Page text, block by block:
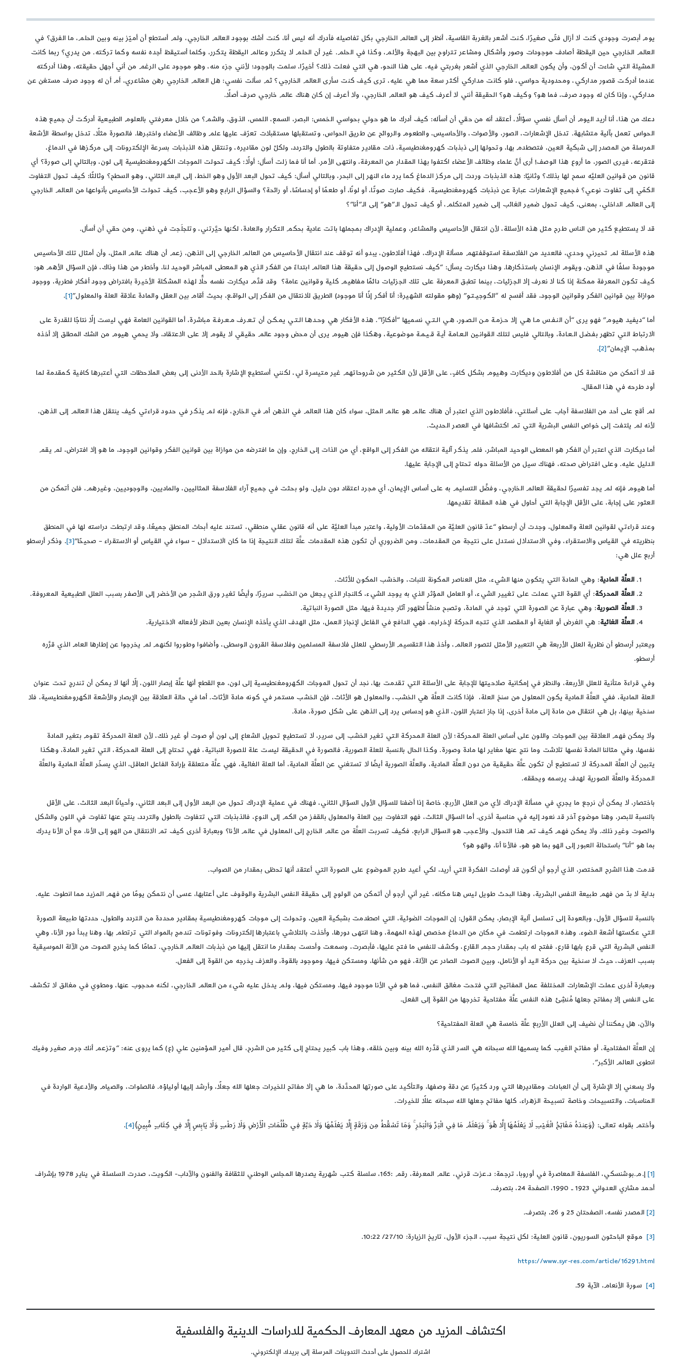
|
جديدة
يوم أبصرت وجودي كنت لا أزال فتًى صغيرًا، كنت أشعر بالغربة القاسية، أنظر إلى العالم الخارجي بكل تفاصيله فأدرك أنه ليس أنا، كنت أشك بوجود العالم الخارجي، ولم أستطع أن أميّز بينه وبين الحلم، ما الفرق؟ في
العالم الخارجي حين اليقظة أصادف موجودات وصور وأشكال ومشاعر تتراوح بين البهجة والألم، وكذا في الحلم. غير أن الحلم لا يتكرر وعالم اليقظة يتكرر، وكلما أستيقظ أجده نفسه وكما تركته. من يدري؟ ربما كانت
المشيئة التي شاءت أن أكون، وأن يكون العالم الخارجي الذي أشعر بغربتي فيه، على هذا النحو، هي التي فعلت ذلك؟ أخيرًا، سلمت بالوجود؛ لأنني جزء منه، وهو موجود على الرغم من أني أجهل حقيقته، وهذا أدركته
عندما أدركت قصور مداركي، ومحدودية حواسي، فلو كانت مداركي أكثر سعة مما هي عليه، ترى كيف كنت سأرى العالم الخارجي؟ ثم سألت نفسي: هل العالم الخارجي رهن مشاعري، أم أن له وجود صرف مستغن عن
مداركي، وإذا كان له وجود صرف، فما هو؟ وكيف هو؟ الحقيقة أنني لا أعرف كيف هو العالم الخارجي، ولا أعرف إن كان هناك عالم خارجي صرف أصلًا.
دعك من هذا، أنا أريد اليوم أن أسأل نفسي سؤالًا، أعتقد أنه من حقي أن أسأله: كيف أدرك ما هو حولي بحواسي الخمس: البصر، السمع، اللمس، الذوق، والشم؟ من خلال معرفتي بالعلوم الطبيعية أدركت أن جميع هذه
الحواس تعمل بآلية متشابهة. تدخل الإشعارات، الصور، والأصوات، والأحاسيس، والطعوم والروائح عن طريق الحواس، وتستقبلها مستقبلات تعرّف عليها علم وظائف الأعضاء واختبرها. فالصورة مثلًا، تدخل بواسطة الأشعة
المرسلة من المصدر إلى شبكية العين، فتصطدم بها، وتحولها إلى ذبذبات كهرومغنطيسية، ذات مقادير متفاوتة بالطول والتردد، ولكلِّ لون مقاديره، وتنتقل هذه الذبذبات بسرعة الإلكترونات إلى مركزها في الدماغ،
فتقرعه، فيرى الصور، ما أروع هذا الوصف! أرى أنَّ علماء وظائف الأعضاء اكتفوا بهذا المقدار من المعرفة، وانتهى الأمر. أما أنا فما زلت أسأل: أولًا: كيف تحولت الموجات الكهرومغنطيسية إلى لون، وبالتالي إلى صورة؟ أي
قانون من قوانين العليَّه سمح لها بذلك؟ وثانيًا: هذه الذبذبات وردت إلى مركز الدماغ كما يرد ماء النهر إلى البحر، وبالتالي أسأل: كيف تحول البعد الأول وهو الخط، إلى البعد الثاني، وهو السطح؟ وثالثًا: كيف تحول التفاوت
الكمّي إلى تفاوت نوعي؟ فجميع الإشعارات عبارة عن ذبذبات كهرومغنطيسية، فكيف صارت صوتًا، أو لونًا، أو طعمًا أو إحساسًا، أو رائحة؟ والسؤال الرابع وهو الأعجب، كيف تحولت الأحاسيس بأنواعها من العالم الخارجي
إلى العالم الداخلي، بمعنى، كيف تحول ضمير الغائب إلى ضمير المتكلم، أو كيف تحول الـ”هو” إلى الـ”أنا”؟
قد لا يستطيع كثير من الناس طرح مثل هذه الأسئلة، لأن انتقال الأحاسيس والمشاعر، وعملية الإدراك بمجملها باتت عادية بحكم التكرار والعادة، لكنها حيَّرتني، وتلجلَجت في ذهني، ومن حقي أن أسأل.
هذه الأسئلة لم تحيرني وحدي، فالعديد من الفلاسفة استوقفتهم مسألة الإدراك، فهذا أفلاطون، يبدو أنه توقف عند انتقال الأحاسيس من العالم الخارجي إلى الذهن، زعم أن هناك عالم المثل، وأن أمثال تلك الأحاسيس
موجودة سلفًا في الذهن، ويقوم الإنسان باستذكارها. وهذا ديكارت يسأل: “كيف نستطيع الوصول إلى حقيقة هذا العالم ابتداءً من الفكر الذي هو المعطى المباشر الوحيد لنا، وأخطر من هذا وذاك، فإن السؤال الأهم هو:
كيف تكون المعرفة ممكنة إذا كنا لا نعرف إلا الجزئيات، بينما تطبق المعرفة على تلك الجزئيات دائمًا مفاهيم كلية وقوانين عامة؟ وقد قدَّم ديكارت نفسه حلًّا لهذه المشكلة الأخيرة بافتراض وجود أفكار فطرية، ووجود
موازاة بين قوانين الفكر وقوانين الوجود، فقد أفسح له “الكوجيـتـو” (وهو مقولته الشهيرة: أنا أفكر إذًا أنا موجود) الطريق للانتقال من الفكر إلى الـواقـع، بحيث أقام بين العقل والمادة علاقة العلة والمعلول”[1]
.
أما “ديفيد هيوم” فهو يرى “أن النـفـس مـا هـي إلا حـزمـة مـن الـصـور، هـي الـتـي نسميها “أفكارًا”. هذه الأفكار هي وحـدهـا الـتـي يمـكـن أن تـعـرف مـعـرفـة مباشرة، أما القوانين العامة فهي ليست إلّا نتاجًا للقدرة على
الارتباط التي تظهر بفـضـل الـعـادة، وبالتالي فليس لتلك القوانـين الـعـامـة أيـة قـيـمـة موضوعية، وهكذا فإن هيوم يرى أن محض وجود عالم حقيقي لا يقوم إلا على الاعتقاد، ولا يحمي هيوم من الشك المطلق إلا أخذه
بمذهـب الإيمان”[2]
.
قد لا أتمكن من مناقشة كل من أفلاطون وديكارت وهيوم بشكل كافٍ، على الأقل لأن الكثير من شروحاتهم غير متيسرة لي، لكنني أستطيع الإشارة بالحد الأدنى إلى بعض الملاحظات التي أعتبرها كافية كمقدمة لما
أود طرحه في هذا المقال.
لم أقع على أحد من الفلاسفة أجاب على أسئلتي، فأفلاطون الذي اعتبر أن هناك عالم هو عالم المثل، سواء كان هذا العالم في الذهن أم في الخارج، فإنه لم يذكر في حدود قراءتي كيف ينتقل هذا العالم إلى الذهن،
لأنه لم يلتفت إلى خواص النفس البشرية التي تم اكتشافها في العصر الحديث.
أما ديكارت الذي اعتبر أن الفكر هو المعطى الوحيد المباشر، فلم يذكر آلية انتقاله من الفكر إلى الواقع، أي من الذات إلى الخارج، وإن ما افترضه من موازاة بين قوانين الفكر وقوانين الوجود، ما هو إلا افتراض، لم يقم
الدليل عليه. وعلى افتراض صحته، فهناك سيل من الأسئلة حوله تحتاج إلى الإجابة عليها.
أما هيوم فإنه لم يجد تفسيرًا لحقيقة العالم الخارجي، وفضَّل التسليم به على أساس الإيمان، أي مجرد اعتقاد دون دليل. ولو بحثت في جميع آراء الفلاسفة المثاليين، والماديين، والوجوديين، وغيرهم، فلن أتمكن من
العثور على إجابة، على الأقل الإجابة التي أحاول في هذه المقالة تقديمها.
وعند قراءتي لقوانين العلة والمعلول، وجدت أن أرسطو “عدّ قانون العليَّة من المقدّمات الأولية، واعتبر مبدأ العليَّة على أنه قانون عقلي منطقي، تستند عليه أبحاث المنطق جميعًا، وقد ارتبطت دراسته لها في المنطق
بنظريته في القياس والاستقراء، وفي الاستدلال نستدل على نتيجة من المقدمات، ومن الضروري أن تكون هذه المقدمات علَّة لتلك النتيجة إذا ما كان الاستدلال – سواء في القياس أو الاستقراء – صحيحًا”[3]
. وذكر أرسطو
أربع علل هي:
العلَّة المادية: وهي المادة التي يتكون منها الشيء، مثل العناصر المكونة للنبات، والخشب المكون للأثاث.
العلَّة المحركة: أي القوة التي عملت على تغيير الشيء، أو العامل المؤثر الذي به يوجد الشيء، كالنجار الذي يجعل من الخشب سريرًا، وأيضًا تغير ورق الشجر من الأخضر إلى الأصفر بسبب العلل الطبيعية المعروفة.
العلَّة الصورية: وهي عبارة عن الصورة التي توجد في المادة، وتصبح منشأً لظهور آثار جديدة فيها، مثل الصورة النباتية.
العلَّة الغائية: هي الغرض أو الغاية أو المقصد الذي تتجه الحركة لإخراجه، فهي الدافع في الفاعل لإنجاز العمل، مثل الهدف الذي يأخذه الإنسان بعين النظر لأفعاله الاختيارية.
ويعتبر أرسطو أن نظرية العلل الأربعة هي التعبير الأمثل لتصور العالم، وأخذ هذا التقسيم الأرسطي للعلل فلاسفة المسلمين وفلاسفة القرون الوسطى، وأضافوا وطوروا لكنهم لم يخرجوا عن إطارها العام الذي قرَّره
أرسطو.
وفي قراءة متأنية للعلل الأربعة، والنظر في إمكانية صلاحيتها للإجابة على الأسئلة التي تقدمت بها، نجد أن تحول الموجات الكهرومغنطيسية إلى لون، مع القطع أنها علَّة إبصار اللون، إلّا أنها لا يمكن أن تندرج تحت عنوان
العلة المادية، ففي العلَّة المادية يكون المعلول من سنخ العلة، فإذا كانت العلَّة هي الخشب، والمعلول هو الأثاث، فإن الخشب مستمر في كونه مادة الأثاث. أما في حالة العلاقة بين الإبصار والأشعة الكهرومغنطيسية، فلا
سنخية بينها، بل هي انتقال من مادة إلى مادة أخرى، إذا جاز اعتبار اللون، الذي هو إحساس يرد إلى الذهن على شكل صورة، مادة.
ولا يمكن فهم العلاقة بين الموجات واللون على أساس العلة المحركة؛ لأن العلة المحركة التي تغير الخشب إلى سرير، لا تستطيع تحويل الشعاع إلى لون أو صوت أو غير ذلك، لأن العلة المحركة تقوم بتغير المادة
نفسها، وفي مثالنا المادة نفسها تلاشت وما نتج عنها مغاير لها مادة وصورة. وكذا الحال بالنسبة للعلة الصورية، فالصورة في الحقيقة ليست علة للصورة النباتية، فهي تحتاج إلى العلة المحركة، التي تغير المادة، وهكذا
يتبين أن العلَّة المحركة لا تستطيع أن تكون علَّة حقيقية من دون العلَّة المادية، والعلَّة الصورية أيضًا لا تستغني عن العلَّة المادية، أما العلة الغائية، فهي علَّة متعلقة بإرادة الفاعل العاقل، الذي يسخّر العلَّة المادية والعلَّة
المحركة والعلَّة الصورية لهدف يرسمه ويحققه.
باختصار، لا يمكن أن نرجع ما يجري في مسألة الإدراك لأي من العلل الأربع، خاصة إذا أضفنا للسؤال الأول السؤال الثاني، فهناك في عملية الإدراك تحول من البعد الأول إلى البعد الثاني، وأحيانًا البعد الثالث، على الأقل
بالنسبة للبصر، وهنا موضوع آخر قد نعود إليه في مناسبة أخرى. أما السؤال الثالث، فهو التفاوت بين العلة والمعلول بالقفز من الكم إلى النوع، فالذبذبات التي تتفاوت بالطول والتردد، ينتج عنها تفاوت في اللون والشكل
والصوت وغير ذلك. ولا يمكن فهم كيف تم هذا التحول. والأعجب هو السؤال الرابع، فكيف تسربت العلَّة من عالم الخارج إلى المعلول في عالم الأنا؟ وبعبارة أخرى كيف تم الانتقال من الهو إلى الأنا، مع أن الأنا يدرك
بما هو “أنا” باستحالة العبور إلى الهو بما هو هو، فالأنا أنا، والهو هو؟
قدمت هذا الشرح المختصر، الذي أرجو أن أكون قد أوصلت الفكرة التي أريد، لكي أعيد طرح الموضوع على الصورة التي أعتقد أنها تحظى بمقدار من الصواب.
بداية لا بدّ من فهم طبيعة النفس البشرية، وهذا البحث طويل ليس هنا مكانه، غير أني أرجو أن أتمكن من الولوج إلى حقيقة النفس البشرية والوقوف على أعتابها، عسى أن نتمكن يومًا من فهم المزيد مما انطوت عليه.
بالنسبة للسؤال الأول، وبالعودة إلى تسلسل آلية الإبصار، يمكن القول: إن الموجات الضوئية، التي اصطدمت بشبكية العين، وتحولت إلى موجات كهرومغنطيسية بمقادير محددة من التردد والطول، حددتها طبيعة الصورة
التي عكستها أشعة الضوء. وهذه الموجات ارتطمت في مكان من الدماغ مخصص لهذه المهمة، وهنا انتهى دورها، وأخذت بالتلاشي باعتبارها إلكترونات وفوتونات تندمج بالمواد التي ترتطم بها، وهنا يبدأ دور الأنا، وهي
النفس البشرية التي قرع بابها قارع، ففتح له باب بمقدار حجم القارع، وكشف للنفس ما فتح عليها، فأبصرت، وسمعت وأحست بمقدار ما انتقل إليها من ذبذبات العالم الخارجي. تمامًا كما يخرج الصوت من الآلة الموسيقية
بسبب العزف، حيث لا سنخية بين حركة اليد أو الأنامل، وبين الصوت الصادر عن الآلة، فهو من شأنها، ومستكن فيها، وموجود بالقوة، والعزف يخرجه من القوة إلى الفعل.
وبعبارة أخرى عملت الإشعارات المختلفة عمل المفاتيح التي فتحت مغالق النفس، فما هو في الأنا موجود فيها، ومستكن فيها، ولم يدخل عليه شيء من العالم الخارجي، لكنه محجوب عنها، ومطوي في مغالق لا تكشف
على النفس إلا بمفاتح جعلها مُنشِئ هذه النفس علَّة مفتاحية تخرجها من القوة إلى الفعل.
والآن، هل يمكننا أن نضيف إلى العلل الأربع علَّة خامسة هي العلة المفتاحية؟
إن العلَّة المفتاحية، أو مفاتح الغيب كما يسميها الله سبحانه هي السر الذي قدَّره الله بينه وبين خلقه، وهذا باب كبير يحتاج إلى كثير من الشرح، قال أمير المؤمنين علي (ع) كما يروى عنه: “وتزعم أنك جرم صغير وفيك
انطوى العالم الأكبر”.
ولا يسعني إلا الإشارة إلى أن العبادات ومقاديرها التي ورد كثيرًا عن دقة وصفها، والتأكيد على صورتها المحدَّدة، ما هي إلا مفاتح للخيرات جعلها الله جعلًا، وأرشد إليها أولياؤه. فالصلوات، والصيام والأدعية الواردة في
المناسبات، والتسبيحات وخاصة تسبيحة الزهراء، كلها مفاتح جعلها الله سبحانه عللًا للخيرات.
وأختم بقوله تعالى: ﴿وَعِندَهُ مَفَاتِحُ الْغَيْبِ لَا يَعْلَمُهَا إِلَّا هُوَ ۚ وَيَعْلَمُ مَا فِي الْبَرِّ وَالْبَحْرِ ۚ وَمَا تَسْقُطُ مِن وَرَقَةٍ إِلَّا يَعْلَمُهَا وَلَا حَبَّةٍ فِي ظُلُمَاتِ الْأَرْضِ وَلَا رَطْبٍ وَلَا يَابِسٍ إِلَّا فِي كِتَابٍ مُّبِينٍ﴾[4]
.
[1]
إ.م.بوشنسكي، الفلسفة المعاصرة في أوروبا، ترجمة: د.عزت قرني، عالم المعرفة، رقم :165، سلسلة كتب شهرية يصدرها المجلس الوطني للثقافة والفنون والآداب- الكويت، صدرت السلسلة في يناير 1978 بإشراف
أحمد مشاري العدواني 1923 ــ 1990، الصفحة 24، بتصرف.
[2] المصدر نفسه، الصفحتان 25 و 26، بتصرف.
[3] موقع الباحثون السوريون، قانون العلية: لكل نتيجة سبب، الجزء الأول، تاريخ الزيارة: 27/10/ 10:22.
https://www.syr-res.com/article/16291.html
[4] سورة الأنعام، الآية 59.
اكتشاف المزيد من معهد المعارف الحكمية للدراسات الدينية والفلسفية
اشترك للحصول على أحدث التدوينات المرسلة إلى بريدك الإلكتروني.